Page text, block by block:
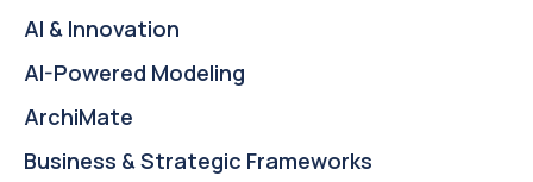
AI & Innovation
AI-Powered Modeling
ArchiMate
Business & Strategic Frameworks